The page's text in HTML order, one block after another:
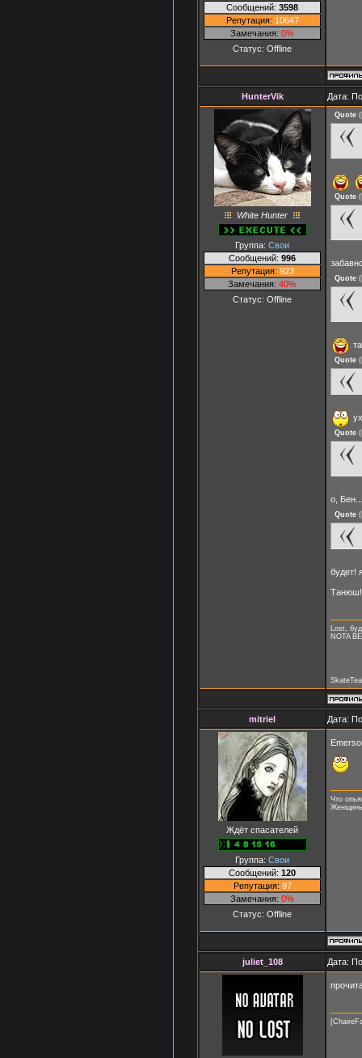
Сообщений: 3598
Репутация: 10647
Замечания: 0%
Статус: Offline
HunterVik Дата:
White Hunter
Группа: Свои
Сообщений: 996
Репутация: 923
Замечания: 40%
Статус: Offline
Quote (
Quote (
Quote (
Quote (
Quote (
о,
Quote (
будет!
Танюш!
Lost,
NOTA
mitriel Дата:
Ждёт спасателей
Группа: Свои
Сообщений: 120
Репутация: 97
Замечания: 0%
Статус: Offline
Что
juliet_108 Дата: